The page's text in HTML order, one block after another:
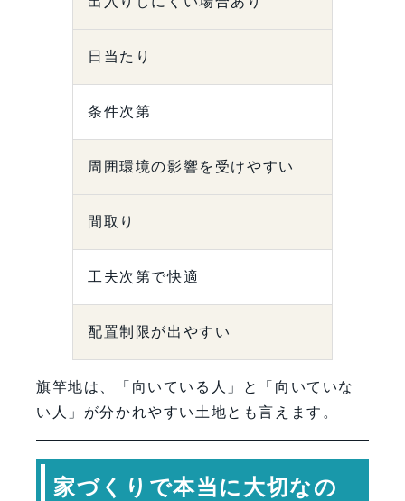
日当たり
条件次第
周囲環境の影響を受けやすい
間取り
工夫次第で快適
配置制限が出やすい
旗竿地は、「向いている人」と「向いていな
い人」が分かれやすい土地とも言えます。
家づくりで本当に大切なの